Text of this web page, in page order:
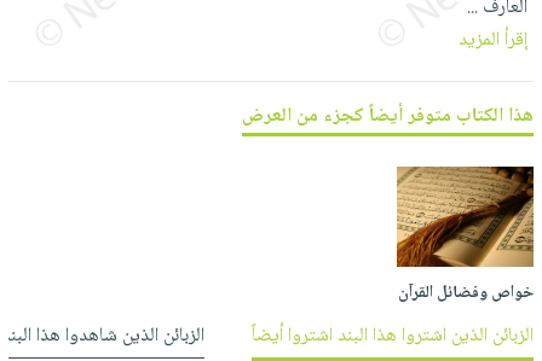
والتغذية
والتخزين
المطبخ
للمدارس
اكسسوارات
كتب
اكسسوارات
اكسسوارات
ملابس
مطرزات
حقائب
حلي
مختارة
اشتراكات
كل
الاشتراكات
القراءة
iKitab
بلا
حدود
متقدم
نيل
وفرات
عن
الشركة
حسابك
العارف...
إقرأ المزيد
هذا الكتاب متوفر أيضاً كجزء من العرض
خواص وفضائل القرآن
الزبائن الذين اشتروا هذا البند اشتروا أيضاً الزبائن الذين شاهدوا هذا